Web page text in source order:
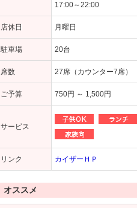
17:00～22:00
店休日 月曜日
駐車場 20台
席数 27席（カウンター7席）
ご予算 750円 ～ 1,500円
サービス
リンク カイザーＨＰ
オススメ